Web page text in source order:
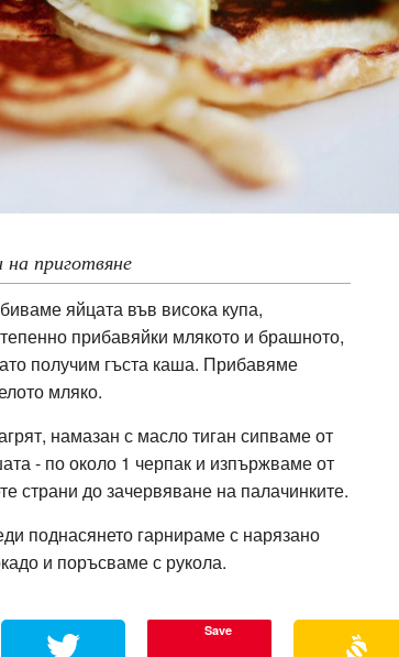
на приготвяне
яйцата във висока купа,
прибавяйки млякото и брашното,
получим гъста каша. Прибавяме
мляко.
намазан с масло тиган сипваме от
- по около 1 черпак и изпържваме от
страни до зачервяване на палачинките.
поднасянето гарнираме с нарязано
и поръсваме с рукола.
Save